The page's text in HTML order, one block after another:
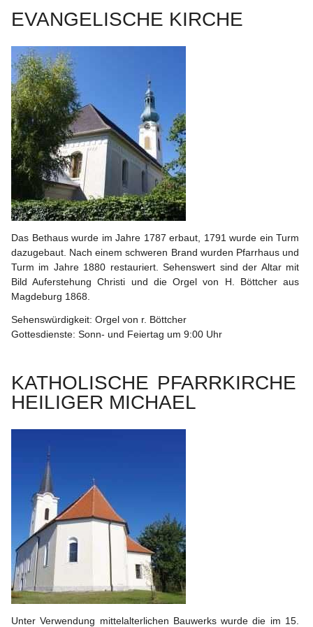
EVANGELISCHE KIRCHE
Das Bethaus wurde im Jahre 1787 erbaut, 1791 wurde ein Turm
dazugebaut. Nach einem schweren Brand wurden Pfarrhaus und
Turm im Jahre 1880 restauriert. Sehenswert sind der Altar mit
Bild Auferstehung Christi und die Orgel von H. Böttcher aus
Magdeburg 1868.
Sehenswürdigkeit: Orgel von r. Böttcher
Gottesdienste: Sonn- und Feiertag um 9:00 Uhr
KATHOLISCHE PFARRKIRCHE
HEILIGER MICHAEL
Unter Verwendung mittelalterlichen Bauwerks wurde die im 15.